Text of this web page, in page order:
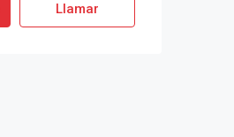
Llamar